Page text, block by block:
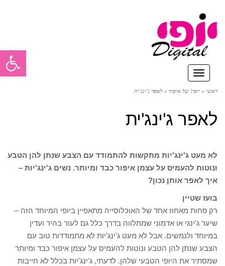
תפריט
ראשי » יופי! של איפור » לאפר ג'ינג'ית
לאפר ג'ינג'ית
לא מעט ג'ינג'יות מתקשות להתמודד עם הצבע שנתן להן הטבע
ונוטות להעמיס על עצמן איפור כבד ומיותר. נשים ג'ינג'יות –
איך לאפר אותן נכון?
בועז שטיין
רק פחות מאחוז אחד של האוכלוסייה מתאפיין ביופי המיוחד הזה –
שיער ג'ינגי או אדמוני שמתלווה בדרך כלל גם לעור בהיר ועדין
במיוחד ולנמשים. אבל לא מעט ג'ינג'יות לא מתמודדות טוב עם
הצבע שנתן להן הטבע ונוטות להעמיס על עצמן איפור כבד ומיותר
שמסתיר את היופי הטבעי שלהן. לדעתי, ג'ינג'יות בכלל לא חייבות
פתח